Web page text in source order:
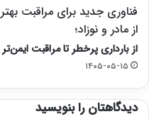
فناوری جدید برای مراقبت بهتر
از مادر و نوزاد؛
از بارداری پرخطر تا مراقبت ایمن‌تر
۱۴۰۵-۰۵-۱۵
دیدگاهتان را بنویسید